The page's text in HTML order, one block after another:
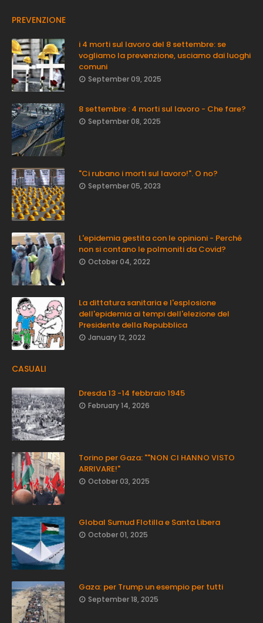
PREVENZIONE
i 4 morti sul lavoro del 8 settembre: se
vogliamo la prevenzione, usciamo dai luoghi
comuni
September 09, 2025
8 settembre : 4 morti sul lavoro - Che fare?
September 08, 2025
"Ci rubano i morti sul lavoro!". O no?
September 05, 2023
L'epidemia gestita con le opinioni - Perché
non si contano le polmoniti da Covid?
October 04, 2022
La dittatura sanitaria e l'esplosione
dell'epidemia ai tempi dell'elezione del
Presidente della Repubblica
January 12, 2022
CASUALI
Dresda 13 -14 febbraio 1945
February 14, 2026
Torino per Gaza: ""NON CI HANNO VISTO
ARRIVARE!"
October 03, 2025
Global Sumud Flotilla e Santa Libera
October 01, 2025
Gaza: per Trump un esempio per tutti
September 18, 2025